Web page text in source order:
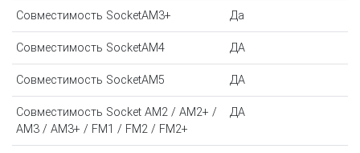
Совместимость SocketAM3+ Да
Совместимость SocketAM4 ДА
Совместимость SocketAM5 ДА
Совместимость Socket AM2 / AM2+ /
AM3 / AM3+ / FM1 / FM2 / FM2+
ДА